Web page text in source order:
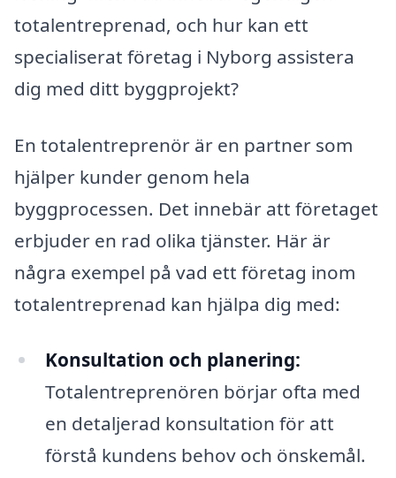
totalentreprenad, och hur kan ett
specialiserat företag i Nyborg assistera
dig med ditt byggprojekt?
En totalentreprenör är en partner som
hjälper kunder genom hela
byggprocessen. Det innebär att företaget
erbjuder en rad olika tjänster. Här är
några exempel på vad ett företag inom
totalentreprenad kan hjälpa dig med:
Konsultation och planering:
Totalentreprenören börjar ofta med
en detaljerad konsultation för att
förstå kundens behov och önskemål.